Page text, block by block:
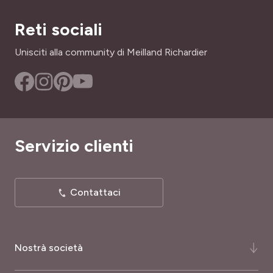
Reti sociali
Unisciti alla community di Meilland Richardier
Nostrà società
Servizio clienti
Contattaci